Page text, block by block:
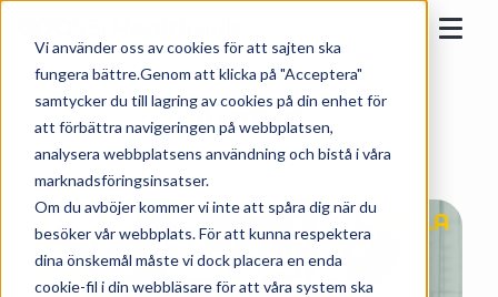
Vi använder oss av cookies för att sajten ska
fungera bättre.Genom att klicka på "Acceptera"
samtycker du till lagring av cookies på din enhet för
att förbättra navigeringen på webbplatsen,
analysera webbplatsens användning och bistå i våra
marknadsföringsinsatser.
Om du avböjer kommer vi inte att spåra dig när du
besöker vår webbplats. För att kunna respektera
dina önskemål måste vi dock placera en enda
cookie-fil i din webbläsare för att våra system ska
Aumla